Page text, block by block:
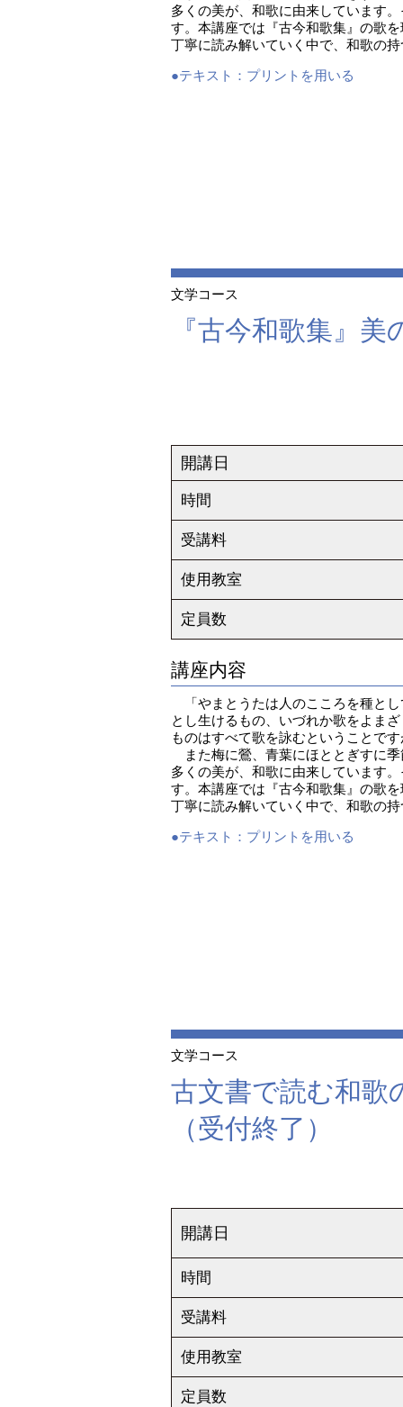
多くの美が、和歌に由来しています
す。本講座では『古今和歌集』の歌
丁寧に読み解いていく中で、和歌の
●テキスト： プリントを用いる
文学コース
『古今和歌集』
開講日
時間
受講料
使用教室
定員数
講座内容
「やまとうたは人のこころを種と
とし生けるもの、いづれか歌をよま
ものはすべて歌を詠むということで
また梅に鶯、青葉にほととぎすに
多くの美が、和歌に由来しています
す。本講座では『古今和歌集』の歌
丁寧に読み解いていく中で、和歌の
●テキスト： プリントを用いる
文学コース
古文書で読む和
（受付終了）
開講日
時間
受講料
使用教室
定員数